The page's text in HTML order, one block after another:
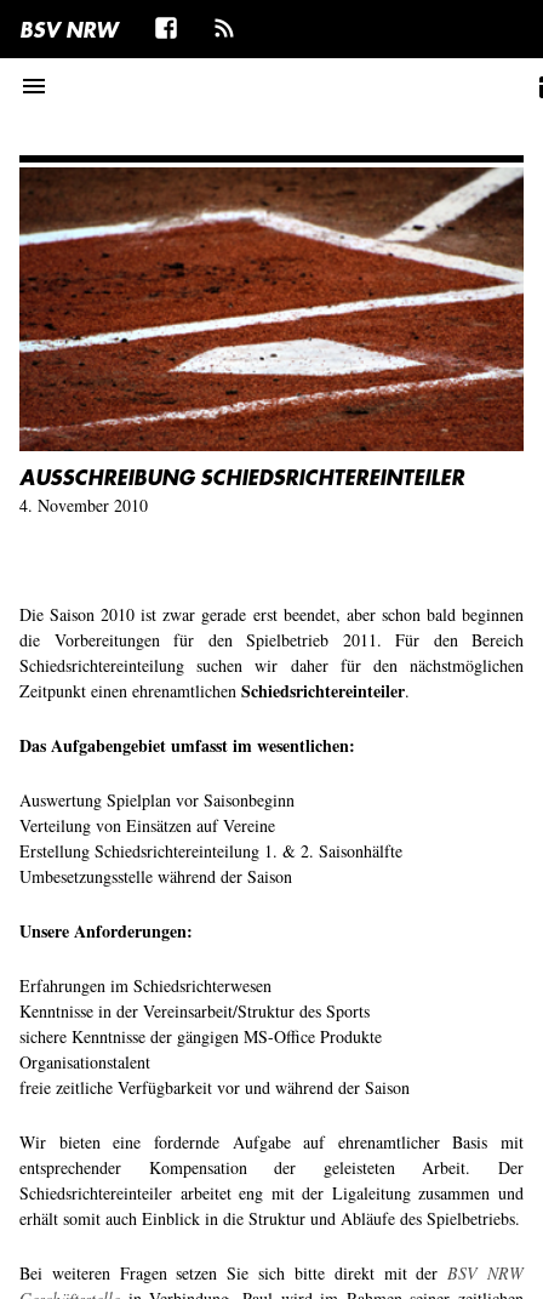
BSV NRW
menu
AUSSCHREIBUNG SCHIEDSRICHTEREINTEILER
4. November 2010
Die Saison 2010 ist zwar gerade erst beendet, aber schon bald beginnen
die Vorbereitungen für den Spielbetrieb 2011. Für den Bereich
Schiedsrichtereinteilung suchen wir daher für den nächstmöglichen
Zeitpunkt einen ehrenamtlichen Schiedsrichtereinteiler.
Das Aufgabengebiet umfasst im wesentlichen:
Auswertung Spielplan vor Saisonbeginn
Verteilung von Einsätzen auf Vereine
Erstellung Schiedsrichtereinteilung 1. & 2. Saisonhälfte
Umbesetzungsstelle während der Saison
Unsere Anforderungen:
Erfahrungen im Schiedsrichterwesen
Kenntnisse in der Vereinsarbeit/Struktur des Sports
sichere Kenntnisse der gängigen MS-Office Produkte
Organisationstalent
freie zeitliche Verfügbarkeit vor und während der Saison
Wir bieten eine fordernde Aufgabe auf ehrenamtlicher Basis mit
entsprechender Kompensation der geleisteten Arbeit. Der
Schiedsrichtereinteiler arbeitet eng mit der Ligaleitung zusammen und
erhält somit auch Einblick in die Struktur und Abläufe des Spielbetriebs.
Bei weiteren Fragen setzen Sie sich bitte direkt mit der BSV NRW